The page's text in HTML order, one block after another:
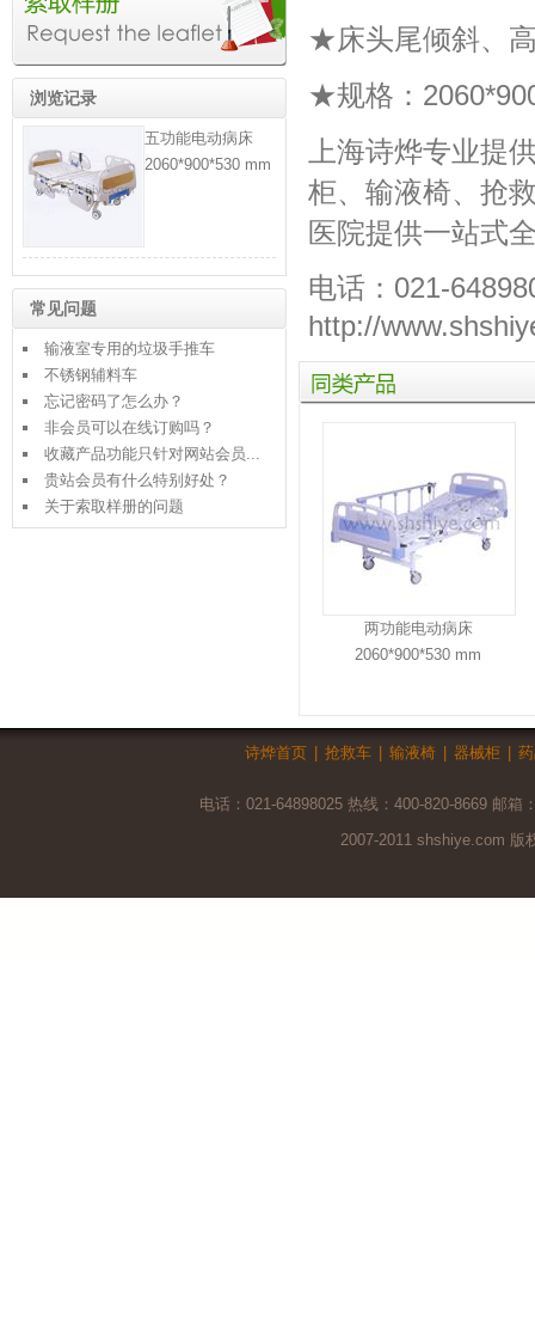
浏览记录
五功能电动病床
2060*900*530 mm
常见问题
输液室专用的垃圾手推车
不锈钢辅料车
忘记密码了怎么办？
非会员可以在线订购吗？
收藏产品功能只针对网站会员...
贵站会员有什么特别好处？
关于索取样册的问题
★床头尾倾斜、
★规格：
上海诗烨专业提
柜、 输液椅、 抢
医院提供一站式
电话：021-
http://
同
类
两功能电动病床
2060*900*530 mm
诗烨首页 抢救车 输液椅 器械柜
电话：021-64898025 热线：400-820-8669 邮箱
2007-2011 shshiye.com 版